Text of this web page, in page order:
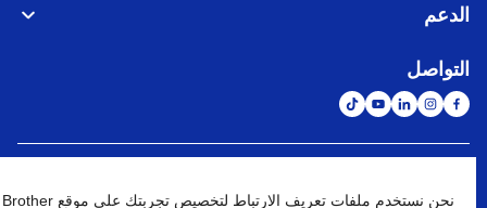
الدعم
التواصل
نحن نستخدم ملفات تعريف الارتباط لتخصيص تجربتك على موقع Brother